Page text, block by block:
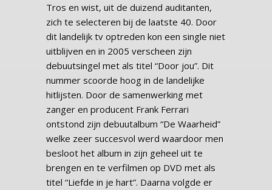
Tros en wist, uit de duizend auditanten,
zich te selecteren bij de laatste 40. Door
dit landelijk tv optreden kon een single niet
uitblijven en in 2005 verscheen zijn
debuutsingel met als titel “Door jou”. Dit
nummer scoorde hoog in de landelijke
hitlijsten. Door de samenwerking met
zanger en producent Frank Ferrari
ontstond zijn debuutalbum “De Waarheid”
welke zeer succesvol werd waardoor men
besloot het album in zijn geheel uit te
brengen en te verfilmen op DVD met als
titel “Liefde in je hart”. Daarna volgde er